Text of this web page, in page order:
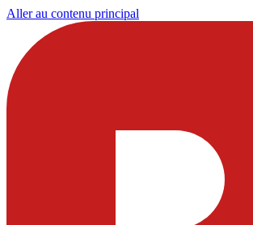
Aller au contenu principal